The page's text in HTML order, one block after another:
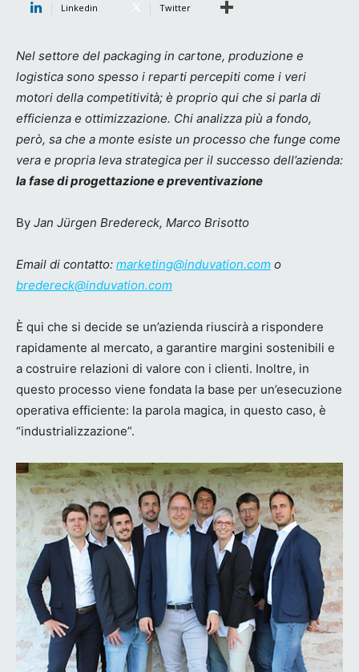
Linkedin Twitter
Nel settore del packaging in cartone, produzione e
logistica sono spesso i reparti percepiti come i veri
motori della competitività; è proprio qui che si parla di
efficienza e ottimizzazione. Chi analizza più a fondo,
però, sa che a monte esiste un processo che funge come
vera e propria leva strategica per il successo dell’azienda:
la fase di progettazione e preventivazione
By Jan Jürgen Bredereck, Marco Brisotto
Email di contatto: marketing@induvation.com o
bredereck@induvation.com
È qui che si decide se un’azienda riuscirà a rispondere
rapidamente al mercato, a garantire margini sostenibili e
a costruire relazioni di valore con i clienti. Inoltre, in
questo processo viene fondata la base per un’esecuzione
operativa efficiente: la parola magica, in questo caso, è
“industrializzazione”.